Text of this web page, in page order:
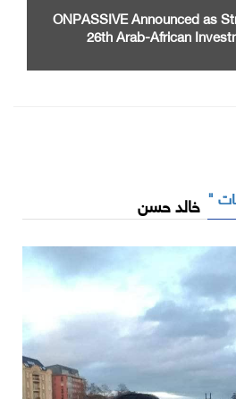
ONPASSIVE Announced as
26th Arab-African
" خالد حسن